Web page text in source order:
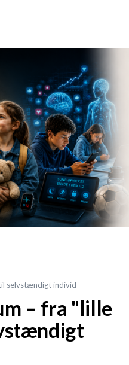
selvstændigt individ
– fra "lille